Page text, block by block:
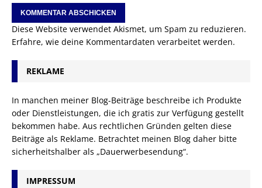
Diese Website verwendet Akismet, um Spam zu reduzieren.
Erfahre, wie deine Kommentardaten verarbeitet werden.
REKLAME
In manchen meiner Blog-Beiträge beschreibe ich Produkte
oder Dienstleistungen, die ich gratis zur Verfügung gestellt
bekommen habe. Aus rechtlichen Gründen gelten diese
Beiträge als Reklame. Betrachtet meinen Blog daher bitte
sicherheitshalber als „Dauerwerbesendung“.
IMPRESSUM